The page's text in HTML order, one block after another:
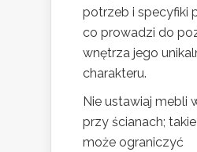
potrzeb i specyfiki
co prowadzi do
wnętrza jego
charakteru.
Nie ustawiaj mebli
przy ścianach;
może ograniczyć